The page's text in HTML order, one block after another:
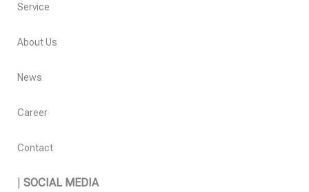
Service
About Us
News
Career
Contact
SOCIAL MEDIA